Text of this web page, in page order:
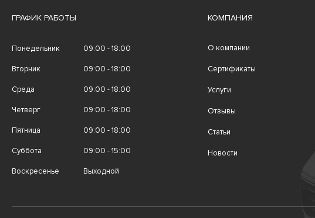
ГРАФИК РАБОТЫ
Понедельник 09:00 - 18:00
Вторник 09:00 - 18:00
Среда 09:00 - 18:00
Четверг 09:00 - 18:00
Пятница 09:00 - 18:00
Суббота 09:00 - 15:00
Воскресенье Выходной
КОМПАНИЯ
О компании
Сертификаты
Услуги
Отзывы
Статьи
Новости